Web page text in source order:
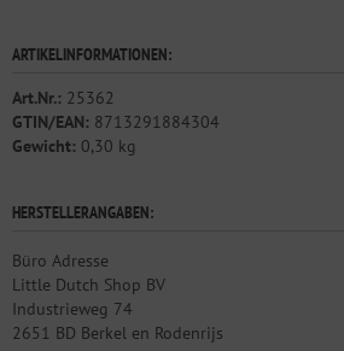
ARTIKELINFORMATIONEN:
Art.Nr.: 25362
GTIN/EAN: 8713291884304
Gewicht: 0,30 kg
HERSTELLERANGABEN:
Büro Adresse
Little Dutch Shop BV
Industrieweg 74
2651 BD Berkel en Rodenrijs